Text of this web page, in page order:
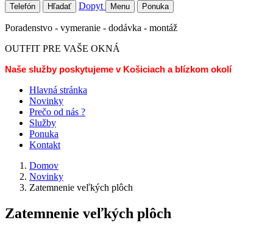
Telefón Hľadať Dopyt Menu Ponuka
Poradenstvo - vymeranie - dodávka - montáž
OUTFIT PRE VAŠE OKNÁ
Naše služby poskytujeme v Košiciach a blízkom okolí
Hlavná stránka
Novinky
Prečo od nás ?
Služby
Ponuka
Kontakt
Domov
Novinky
Zatemnenie veľkých plôch
Zatemnenie veľkých plôch